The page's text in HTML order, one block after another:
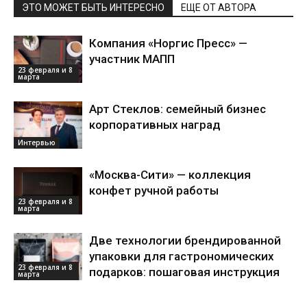
ЭТО МОЖЕТ БЫТЬ ИНТЕРЕСНО ЕЩЕ ОТ АВТОРА
23 февраля и 8
марта
Компания «Норгис Пресс» —
участник МАПП
Интервью
Арт Стеклов: семейный бизнес
корпоративных наград
23 февраля и 8
марта
«Москва-Сити» — коллекция
конфет ручной работы
23 февраля и 8
марта
Две технологии брендированной
упаковки для гастрономических
подарков: пошаговая инструкция